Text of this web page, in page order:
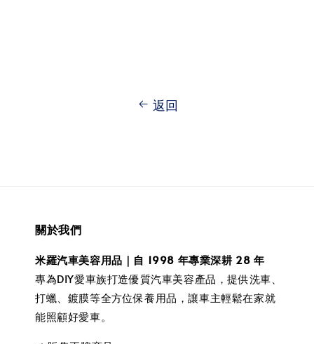
返回
關於我們
米羅汽車美容用品｜自 1998 年專業深耕 28 年
專為DIY愛車族打造優質汽車美容產品，提供洗車、
打蠟、鍍膜等全方位保養用品，讓車主輕鬆在家就
能照顧好愛車。